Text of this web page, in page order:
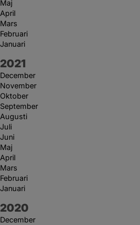
Maj
April
Mars
Februari
Januari
År:
2021
December
November
Oktober
September
Augusti
Juli
Juni
Maj
April
Mars
Februari
Januari
År:
2020
December